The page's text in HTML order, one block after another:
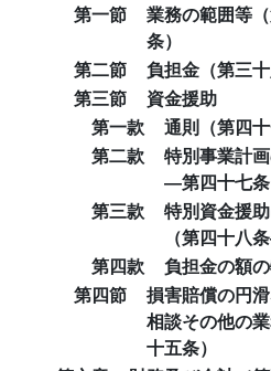
第一節
業務の範囲等
条）
第二節
負担金（第三
第三節
資金援助
第一款
通則（第四
第二款
特別事業計
―第四十七条
第三款
特別資金援
（第四十八
第四款
負担金の額
第四節
損害賠償の円
相談その他の
十五条）